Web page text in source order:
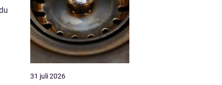
31 juli 2026